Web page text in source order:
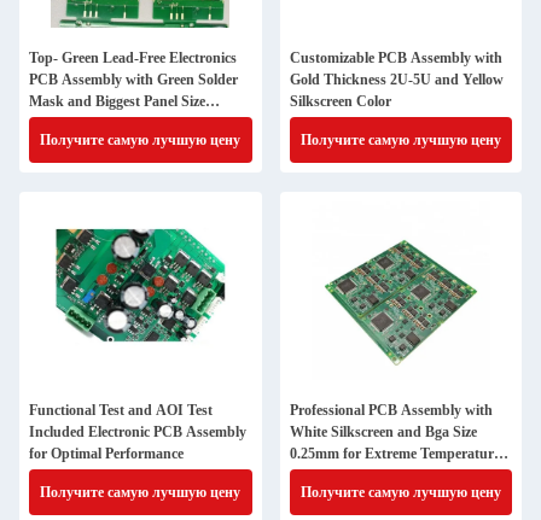
Top- Green Lead-Free Electronics
PCB Assembly with Green Solder
Mask and Biggest Panel Size
610mm*508mm
Получите самую лучшую цену
Customizable PCB Assembly with
Gold Thickness 2U-5U and Yellow
Silkscreen Color
Получите самую лучшую цену
Functional Test and AOI Test
Included Electronic PCB Assembly
for Optimal Performance
Получите самую лучшую цену
Professional PCB Assembly with
White Silkscreen and Bga Size
0.25mm for Extreme Temperature
Range -40 C -85 C
Получите самую лучшую цену